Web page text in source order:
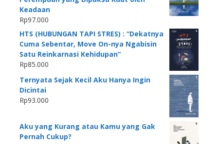
Keadaan
Rp97.000
HTS (HUBUNGAN TAPI STRES) : “Dekatnya
Cuma Sebentar, Move On-nya Ngabisin
Satu Reinkarnasi Kehidupan”
Rp85.000
Ternyata Sejak Kecil Aku Hanya Ingin
Dicintai
Rp93.000
Aku yang Kurang atau Kamu yang Gak
Pernah Cukup?